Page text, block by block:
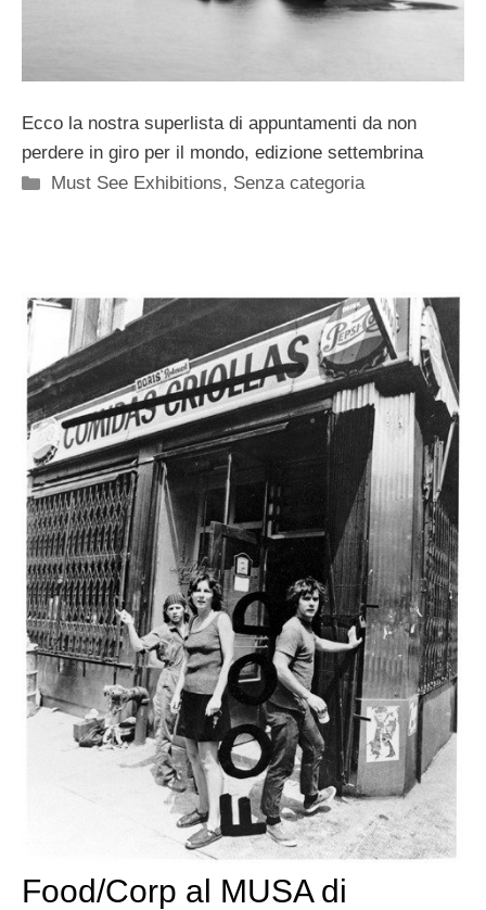
Ecco la nostra superlista di appuntamenti da non
perdere in giro per il mondo, edizione settembrina
Categorie
Must See Exhibitions, Senza categoria
Food/Corp al MUSA di